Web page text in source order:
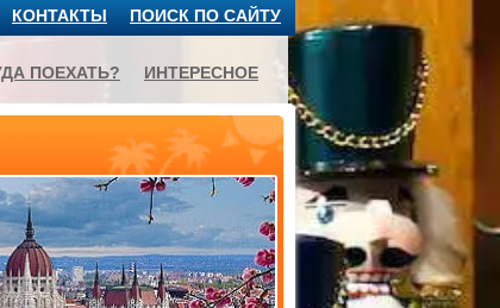
ПОИСК ПО САЙТУ
КОНТАКТЫ
ПОЕХАТЬ? ИНТЕРЕСНОЕ